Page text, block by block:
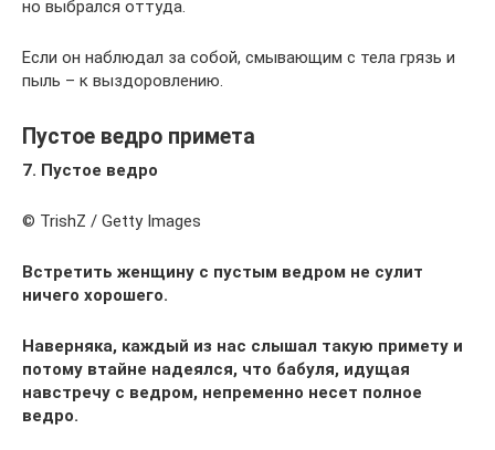
но выбрался оттуда.
Если он наблюдал за собой, смывающим с тела грязь и
пыль – к выздоровлению.
Пустое ведро примета
7. Пустое ведро
© TrishZ / Getty Images
Встретить женщину с пустым ведром не сулит
ничего хорошего.
Наверняка, каждый из нас слышал такую примету и
потому втайне надеялся, что бабуля, идущая
навстречу с ведром, непременно несет полное
ведро.